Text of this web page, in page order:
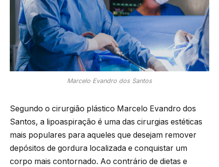
Marcelo Evandro dos Santos
Segundo o cirurgião plástico Marcelo Evandro dos
Santos, a lipoaspiração é uma das cirurgias estéticas
mais populares para aqueles que desejam remover
depósitos de gordura localizada e conquistar um
corpo mais contornado. Ao contrário de dietas e